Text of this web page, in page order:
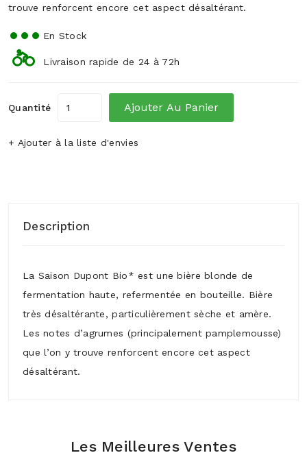
trouve renforcent encore cet aspect désaltérant.
En Stock
Livraison rapide de 24 à 72h
Quantité Ajouter Au Panier
+ Ajouter à la liste d'envies
Description
La Saison Dupont Bio* est une bière blonde de
fermentation haute, refermentée en bouteille. Bière
très désaltérante, particulièrement sèche et amère.
Les notes d’agrumes (principalement pamplemousse)
que l’on y trouve renforcent encore cet aspect
désaltérant.
Les Meilleures Ventes